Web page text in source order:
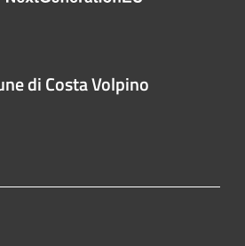
di Costa Volpino